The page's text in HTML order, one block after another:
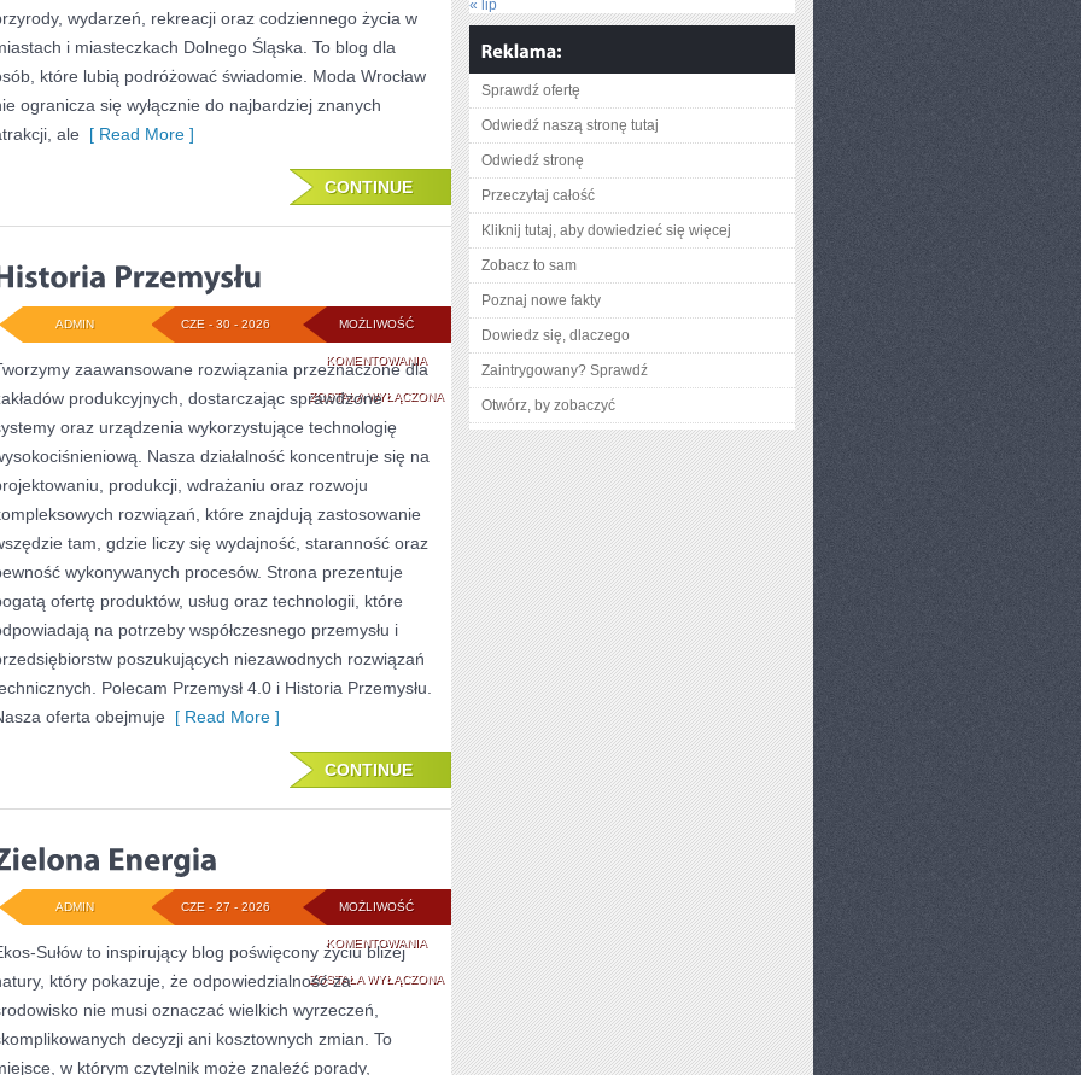
wydarzeń, rekreacji oraz codziennego życia w
i miasteczkach Dolnego Śląska. To blog dla
które lubią podróżować świadomie. Moda Wrocław
ogranicza się wyłącznie do najbardziej znanych
ale [ Read More ]
CONTINUE
MOŻLIWOŚĆ
KOMENTOWANIAHISTORIA
PRZEMYSŁU
ZOSTAŁA WYŁĄCZONA
CZE - 30 - 2026
ADMIN
zaawansowane rozwiązania przeznaczone dla
produkcyjnych, dostarczając sprawdzone
oraz urządzenia wykorzystujące technologię
Nasza działalność koncentruje się na
produkcji, wdrażaniu oraz rozwoju
rozwiązań, które znajdują zastosowanie
tam, gdzie liczy się wydajność, staranność oraz
wykonywanych procesów. Strona prezentuje
ofertę produktów, usług oraz technologii, które
na potrzeby współczesnego przemysłu i
poszukujących niezawodnych rozwiązań
Polecam Przemysł 4.0 i Historia Przemysłu.
oferta obejmuje [ Read More ]
CONTINUE
MOŻLIWOŚĆ
KOMENTOWANIAZIELONA
ENERGIA
ZOSTAŁA WYŁĄCZONA
CZE - 27 - 2026
ADMIN
Sułów to inspirujący blog poświęcony życiu bliżej
który pokazuje, że odpowiedzialność za
nie musi oznaczać wielkich wyrzeczeń,
decyzji ani kosztownych zmian. To
w którym czytelnik może znaleźć porady,
« lip
Sprawdź ofertę
Odwiedź naszą stronę tutaj
Odwiedź stronę
Przeczytaj całość
Kliknij tutaj, aby dowiedzieć się więcej
Zobacz to sam
Poznaj nowe fakty
Dowiedz się, dlaczego
Zaintrygowany? Sprawdź
Otwórz, by zobaczyć